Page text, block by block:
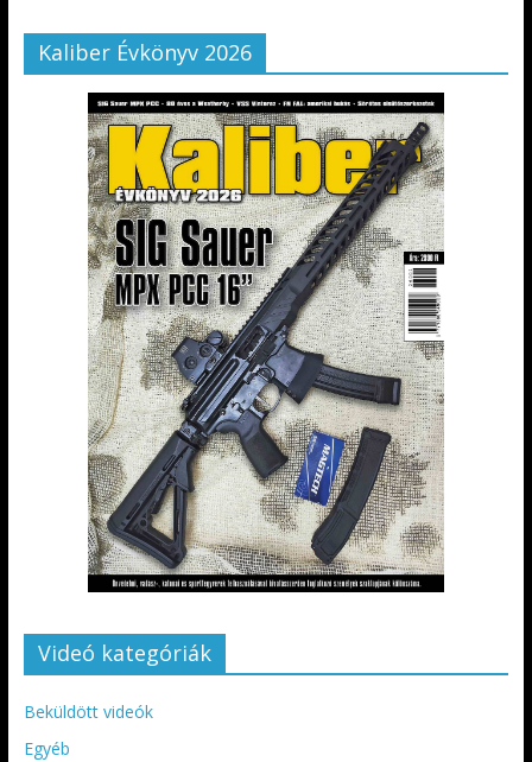
Kaliber Évkönyv 2026
Videó kategóriák
Beküldött videók
Egyéb